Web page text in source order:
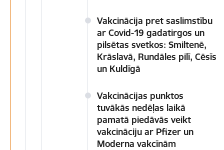
Vakcinācija pret saslimstību
ar Covid-19 gadatirgos un
pilsētas svetkos: Smiltenē,
Krāslavā, Rundāles pilī, Cēsīs
un Kuldīgā
Vakcinācijas punktos
tuvākās nedēļas laikā
pamatā piedāvās veikt
vakcināciju ar Pfizer un
Moderna vakcīnām